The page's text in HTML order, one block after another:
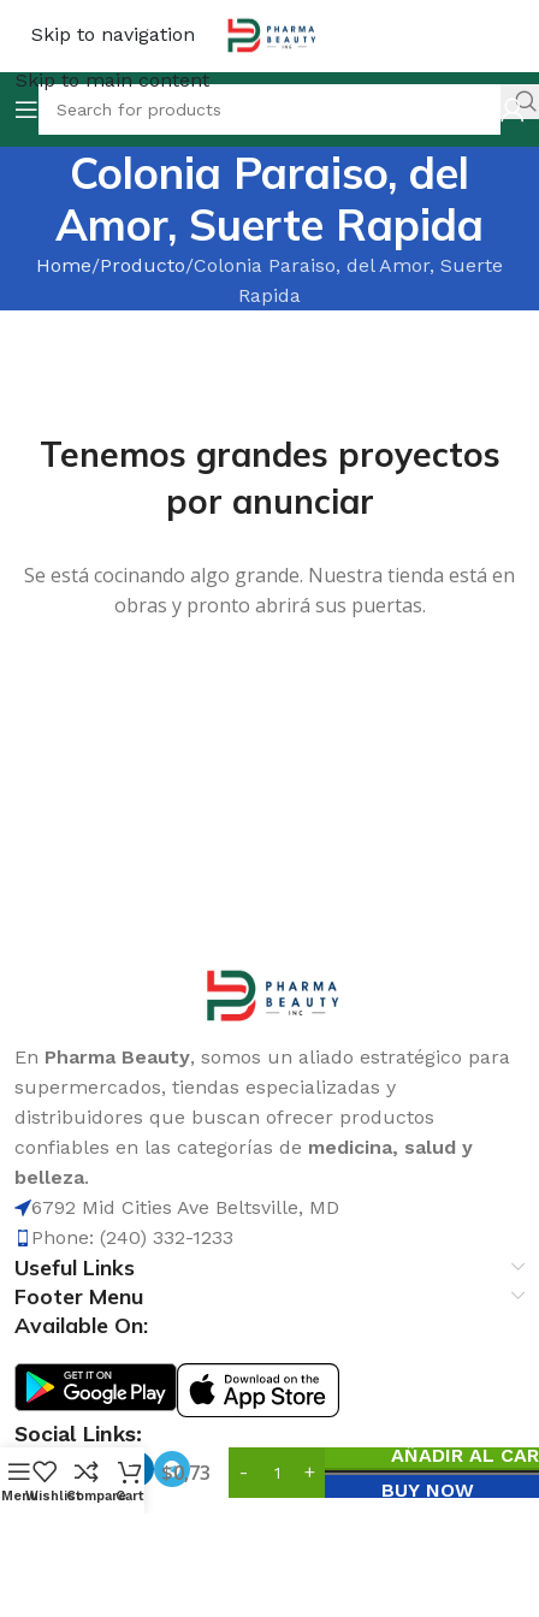
Skip to navigation
Skip to main content
Colonia Paraiso, del
Amor, Suerte Rapida
Home Producto Colonia Paraiso, del Amor, Suerte
Rapida
Tenemos grandes proyectos
por anunciar
Se está cocinando algo grande. Nuestra tienda está en
obras y pronto abrirá sus puertas.
En Pharma Beauty, somos un aliado estratégico para
supermercados, tiendas especializadas y
distribuidores que buscan ofrecer productos
confiables en las categorías de medicina, salud y
belleza.
6792 Mid Cities Ave Beltsville, MD
Phone: (240) 332-1233
Useful Links
Footer Menu
Available On:
Social Links:
Colonia
Paraiso,
del
Amor,
Suerte
$0,73
AÑADIR AL
BUY NOW
MenuWishlistCompare
0
Cart